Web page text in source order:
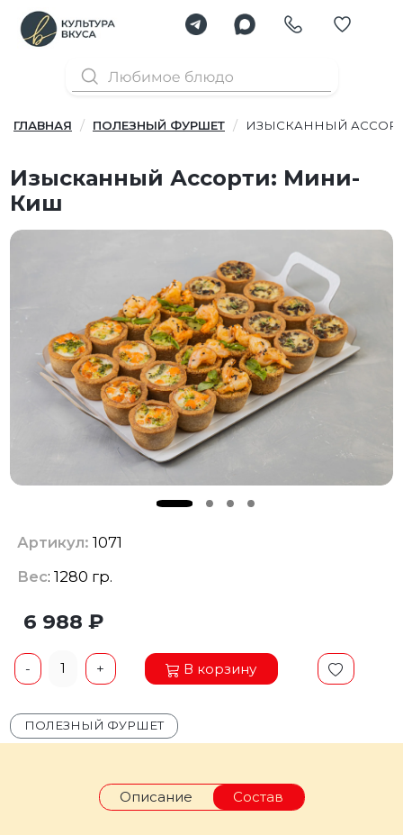
ГЛАВНАЯ ПОЛЕЗНЫЙ ФУРШЕТ ИЗЫСКАННЫЙ
Изысканный Ассорти: Мини-
Киш
Артикул: 1071
Вес: 1280 гр.
6 988 ₽
- 1 + В корзину
ПОЛЕЗНЫЙ ФУРШЕТ
Описание Состав